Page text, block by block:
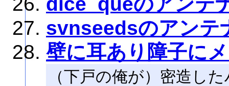
svnseedsのアンテ
壁に耳あり障子に
（下戸の俺が）密造し